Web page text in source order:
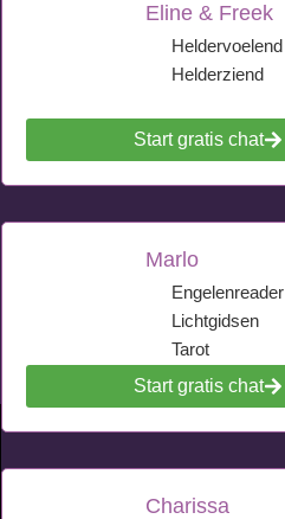
Eline & Freek
Heldervoelend
Helderziend
Start gratis chat
Marlo
Engelenreader
Lichtgidsen
Tarot
Start gratis chat
Charissa